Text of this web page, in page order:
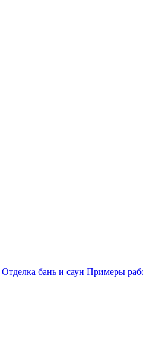
Отделка бань и саун Примеры